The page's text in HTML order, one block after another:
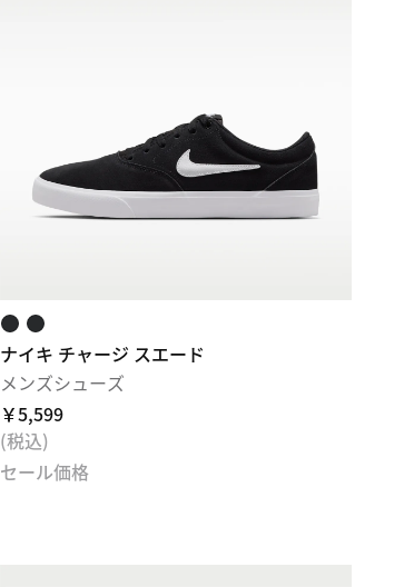
ナイキ チャージ スエード
メンズシューズ
￥5,599
(税込)
セール価格